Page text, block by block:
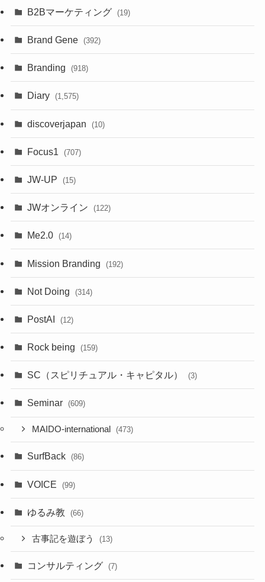
B2Bマーケティング (19)
Brand Gene (392)
Branding (918)
Diary (1,575)
discoverjapan (10)
Focus1 (707)
JW-UP (15)
JWオンライン (122)
Me2.0 (14)
Mission Branding (192)
Not Doing (314)
PostAI (12)
Rock being (159)
SC（スピリチュアル・キャピタル） (3)
Seminar (609)
MAIDO-international (473)
SurfBack (86)
VOICE (99)
ゆるみ教 (66)
古事記を遊ぼう (13)
コンサルティング (7)